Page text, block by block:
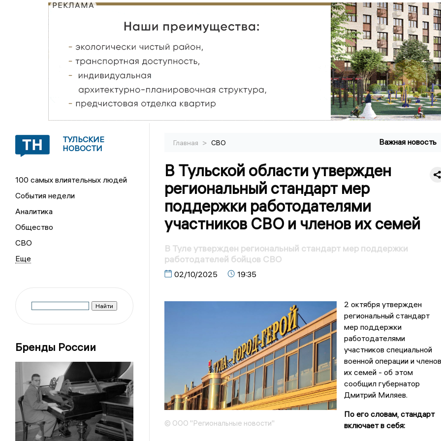
РЕКЛАМА
ТУЛЬСКИЕ
НОВОСТИ
100 самых влиятельных людей
События недели
Аналитика
Общество
СВО
Бренды России
Главная > СВО Важная новость
В Тульской области утвержден
региональный стандарт мер
поддержки работодателями
участников СВО и членов их семей
В Туле утвержден региональный стандарт мер поддержки
работодателей бойцов СВО
02/10/2025 19:35
© ООО "Региональные новости"
2 октября утвержден
региональный стандарт
мер поддержки
работодателями
участников специальной
военной операции и членов
их семей - об этом
сообщил губернатор
Дмитрий Миляев.
По его словам, стандарт
включает в себя: